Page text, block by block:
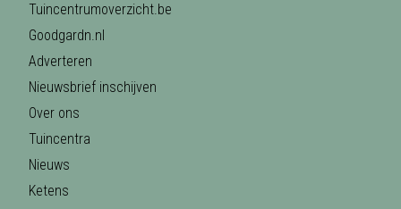
Tuincentrumoverzicht.be
Goodgardn.nl
Adverteren
Nieuwsbrief inschijven
Over ons
Tuincentra
Nieuws
Ketens